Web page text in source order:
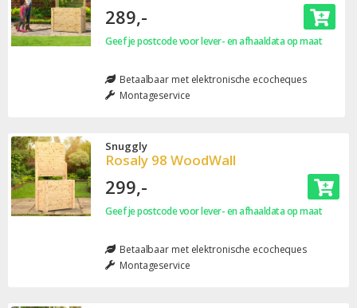
289,-
Geef je postcode voor lever- en afhaaldata op maat
Betaalbaar met elektronische ecocheques
Montageservice
Snuggly
Rosaly 98 WoodWall
299,-
Geef je postcode voor lever- en afhaaldata op maat
Betaalbaar met elektronische ecocheques
Montageservice